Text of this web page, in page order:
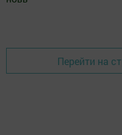
Перейти на